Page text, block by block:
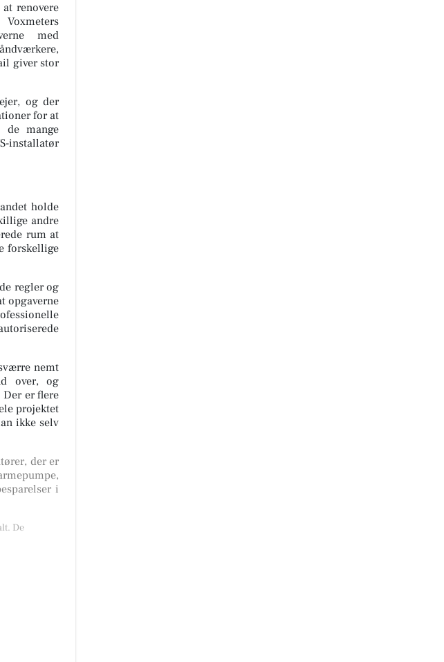
renovere
med
giver stor
og der
for at
mange
installatør
holde
andre
rum at
forskellige
regler og
opgaverne
nemt
over, og
er flere
projektet
ikke selv
der er
i
De